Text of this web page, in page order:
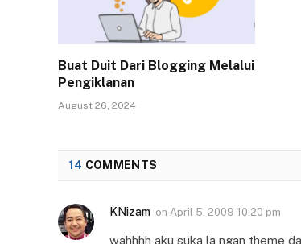
Buat Duit Dari Blogging Melalui
Pengiklanan
August 26, 2024
14 COMMENTS
KNizam on April 5, 2009 10:20 pm
wahhhh aku suka la ngan theme